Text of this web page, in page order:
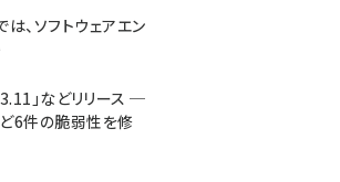
、ソフトウェアエン
」などリリース ─
6件の脆弱性を修